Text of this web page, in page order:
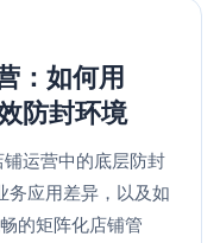
：如何用
防封环境
运营中的底层防封
务应用差异，以及如
的矩阵化店铺管